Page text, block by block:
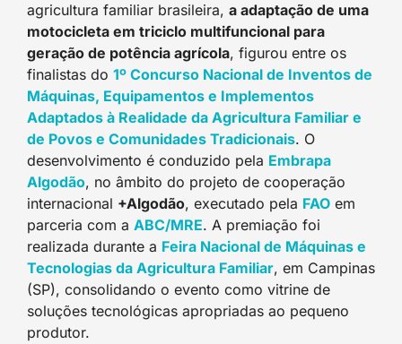
agricultura familiar brasileira, a adaptação de uma
motocicleta em triciclo multifuncional para
geração de potência agrícola, figurou entre os
finalistas do 1º Concurso Nacional de Inventos de
Máquinas, Equipamentos e Implementos
Adaptados à Realidade da Agricultura Familiar e
de Povos e Comunidades Tradicionais. O
desenvolvimento é conduzido pela Embrapa
Algodão, no âmbito do projeto de cooperação
internacional +Algodão, executado pela FAO em
parceria com a ABC/MRE. A premiação foi
realizada durante a Feira Nacional de Máquinas e
Tecnologias da Agricultura Familiar, em Campinas
(SP), consolidando o evento como vitrine de
soluções tecnológicas apropriadas ao pequeno
produtor.